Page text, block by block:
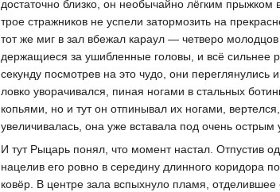
достаточно близко, он необычайно лёгким
трое стражников не успели затормозить на
тот же миг в зал вбежал караул — четверо
держащиеся за ушибленные головы, и всё сильнее
секунду посмотрев на это чудо, они
ловко уворачивался, пиная ногами в стальных
копьями, но и тут он отпинывал их ногами,
увеличивалась, она уже вставала под очень
И тут Рыцарь понял, что момент настал. Отпустив
нацелив его ровно в середину длинного коридора
ковёр. В центре зала вспыхнуло пламя,